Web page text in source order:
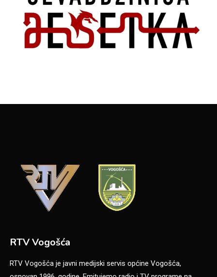
RTV Vogošća
RTV Vogošća je javni medijski servis općine Vogošća,